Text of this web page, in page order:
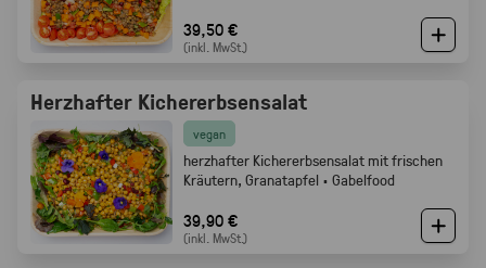
39,50 €
(inkl. MwSt.)
Herzhafter Kichererbsensalat
vegan
herzhafter Kichererbsensalat mit frischen
Kräutern, Granatapfel · Gabelfood
39,90 €
(inkl. MwSt.)